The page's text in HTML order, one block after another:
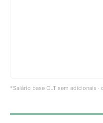
*Salário base CLT sem adicionais ·